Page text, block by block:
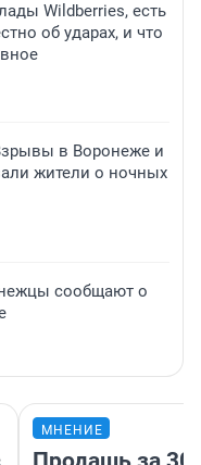
Wildberries, есть
об ударах, и что
в Воронеже и
жители о ночных
сообщают о
МНЕНИЕ